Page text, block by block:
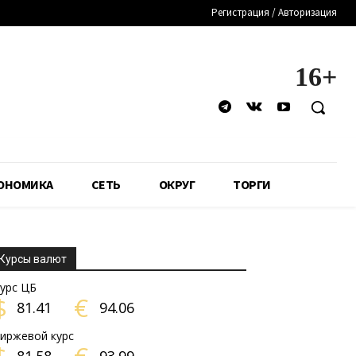
Регистрация / Авторизация
16+
СЕТЬ ОКРУГ ТОРГИ
Курсы валют
ЦБ
81.41 € 94.06
курс